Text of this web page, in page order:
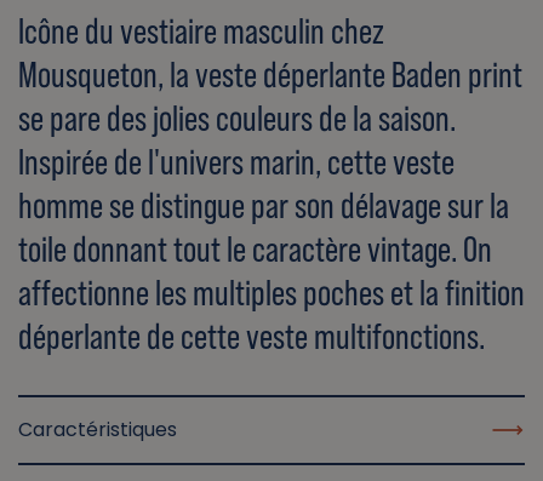
Icône du vestiaire masculin chez
Mousqueton, la veste déperlante Baden print
se pare des jolies couleurs de la saison.
Inspirée de l'univers marin, cette veste
homme se distingue par son délavage sur la
toile donnant tout le caractère vintage. On
affectionne les multiples poches et la finition
déperlante de cette veste multifonctions.
Caractéristiques